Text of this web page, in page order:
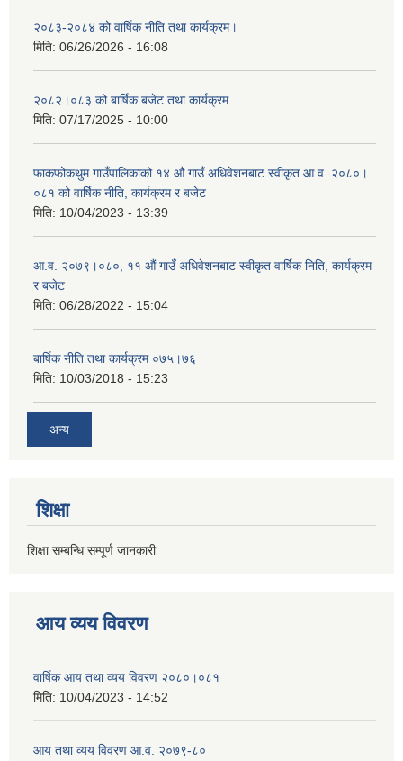
२०८३-२०८४ को वार्षिक नीति तथा कार्यक्रम।
मिति: 06/26/2026 - 16:08
२०८२।०८३ को बार्षिक बजेट तथा कार्यक्रम
मिति: 07/17/2025 - 10:00
फाकफोकथुम गाउँपालिकाको १४ औ गाउँ अधिवेशनबाट स्वीकृत आ.व. २०८०।
०८१ को वार्षिक नीति, कार्यक्रम र बजेट
मिति: 10/04/2023 - 13:39
आ.व. २०७९।०८०, ११ औं गाउँ अधिवेशनबाट स्वीकृत वार्षिक निति, कार्यक्रम
र बजेट
मिति: 06/28/2022 - 15:04
बार्षिक नीति तथा कार्यक्रम ०७५।७६
मिति: 10/03/2018 - 15:23
अन्य
शिक्षा
शिक्षा सम्बन्धि सम्पूर्ण जानकारी
आय व्यय विवरण
वार्षिक आय तथा व्यय विवरण २०८०।०८१
मिति: 10/04/2023 - 14:52
आय तथा व्यय विवरण आ.व. २०७९-८०